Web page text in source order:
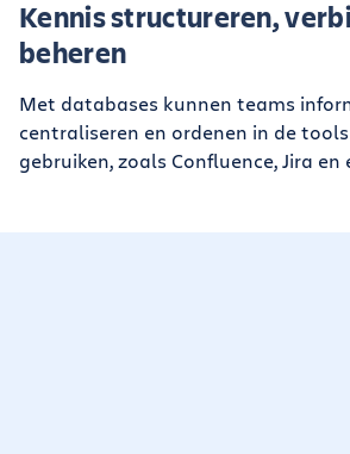
Kennis structureren,
beheren
Met databases kunnen teams
centraliseren en ordenen in de
gebruiken, zoals Confluence, Jira en